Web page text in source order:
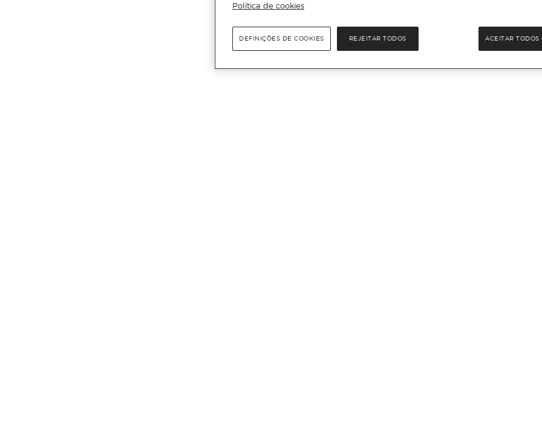
Política de cookies
REJEITAR TODOS ACEITAR TODOS
DEFINIÇÕES DE COOKIES